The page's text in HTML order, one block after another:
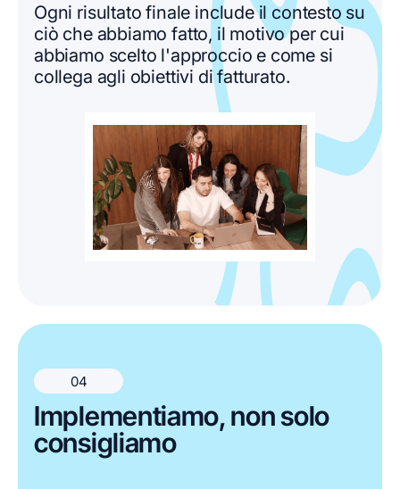
Ogni risultato finale include il contesto su
ciò che abbiamo fatto, il motivo per cui
abbiamo scelto l'approccio e come si
collega agli obiettivi di fatturato.
04
Implementiamo, non solo
consigliamo